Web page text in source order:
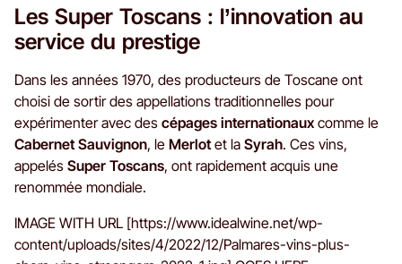
Les Super Toscans : l’innovation au
service du prestige
Dans les années 1970, des producteurs de Toscane ont
choisi de sortir des appellations traditionnelles pour
expérimenter avec des cépages internationaux comme le
Cabernet Sauvignon, le Merlotet la Syrah. Ces vins,
appelés Super Toscans, ont rapidement acquis une
renommée mondiale.
IMAGE WITH URL [https://www.idealwine.net/wp-
content/uploads/sites/4/2022/12/Palmares-vins-plus-